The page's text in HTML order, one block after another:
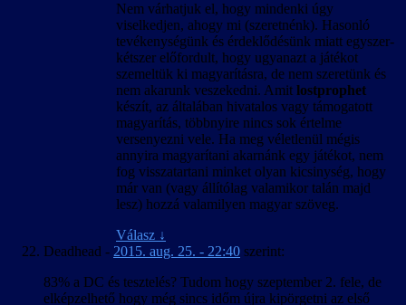
Nem várhatjuk el, hogy mindenki úgy
viselkedjen, ahogy mi (szeretnénk). Hasonló
tevékenységünk és érdeklődésünk miatt egyszer-
kétszer előfordult, hogy ugyanazt a játékot
szemeltük ki magyarításra, de nem szeretünk és
nem akarunk veszekedni. Amit lostprophet
készít, az általában hivatalos vagy támogatott
magyarítás, többnyire nincs sok értelme
versenyezni vele. Ha meg véletlenül mégis
annyira magyarítani akarnánk egy játékot, nem
fog visszatartani minket olyan kicsinység, hogy
már van (vagy állítólag valamikor talán majd
lesz) hozzá valamilyen magyar szöveg.
Válasz ↓
Deadhead - 2015. aug. 25. - 22:40 szerint:
83% a DC és tesztelés? Tudom hogy szeptember 2. fele, de
elképzelhető hogy még sincs időm újra kipörgetni az első